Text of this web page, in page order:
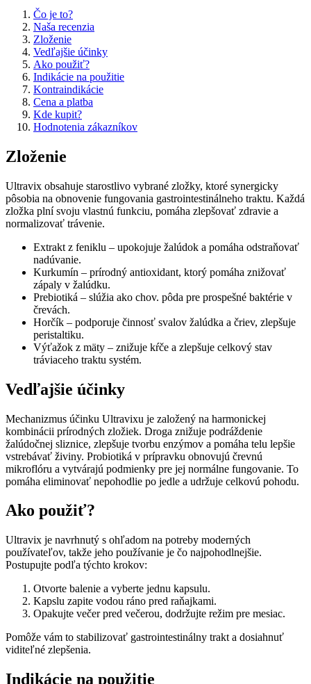
Čo je to?
Naša recenzia
Zloženie
Vedľajšie účinky
Ako použiť?
Indikácie na použitie
Kontraindikácie
Cena a platba
Kde kupit?
Hodnotenia zákazníkov
Zloženie
Ultravix obsahuje starostlivo vybrané zložky, ktoré synergicky
pôsobia na obnovenie fungovania gastrointestinálneho traktu. Každá
zložka plní svoju vlastnú funkciu, pomáha zlepšovať zdravie a
normalizovať trávenie.
Extrakt z feniklu – upokojuje žalúdok a pomáha odstraňovať
nadúvanie.
Kurkumín – prírodný antioxidant, ktorý pomáha znižovať
zápaly v žalúdku.
Prebiotiká – slúžia ako chov. pôda pre prospešné baktérie v
črevách.
Horčík – podporuje činnosť svalov žalúdka a čriev, zlepšuje
peristaltiku.
Výťažok z mäty – znižuje kŕče a zlepšuje celkový stav
tráviaceho traktu systém.
Vedľajšie účinky
Mechanizmus účinku Ultravixu je založený na harmonickej
kombinácii prírodných zložiek. Droga znižuje podráždenie
žalúdočnej sliznice, zlepšuje tvorbu enzýmov a pomáha telu lepšie
vstrebávať živiny. Probiotiká v prípravku obnovujú črevnú
mikroflóru a vytvárajú podmienky pre jej normálne fungovanie. To
pomáha eliminovať nepohodlie po jedle a udržuje celkovú pohodu.
Ako použiť?
Ultravix je navrhnutý s ohľadom na potreby moderných
používateľov, takže jeho používanie je čo najpohodlnejšie.
Postupujte podľa týchto krokov:
Otvorte balenie a vyberte jednu kapsulu.
Kapslu zapite vodou ráno pred raňajkami.
Opakujte večer pred večerou, dodržujte režim pre mesiac.
Pomôže vám to stabilizovať gastrointestinálny trakt a dosiahnuť
viditeľné zlepšenia.
Indikácie na použitie